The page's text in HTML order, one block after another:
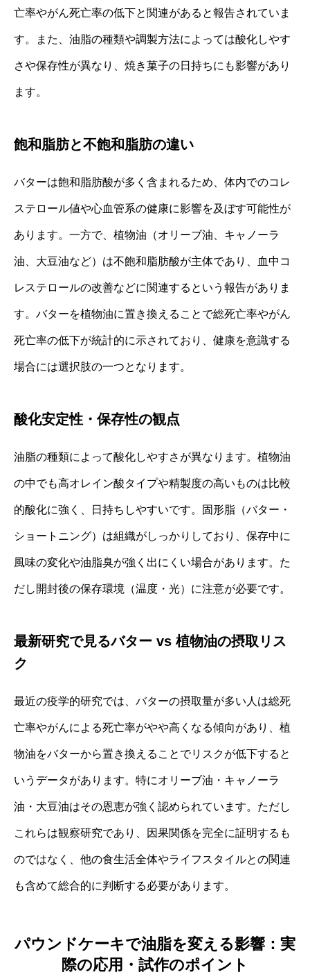
亡率やがん死亡率の低下と関連があると報告されていま
す。また、油脂の種類や調製方法によっては酸化しやす
さや保存性が異なり、焼き菓子の日持ちにも影響があり
ます。
飽和脂肪と不飽和脂肪の違い
バターは飽和脂肪酸が多く含まれるため、体内でのコレ
ステロール値や心血管系の健康に影響を及ぼす可能性が
あります。一方で、植物油（オリーブ油、キャノーラ
油、大豆油など）は不飽和脂肪酸が主体であり、血中コ
レステロールの改善などに関連するという報告がありま
す。バターを植物油に置き換えることで総死亡率やがん
死亡率の低下が統計的に示されており、健康を意識する
場合には選択肢の一つとなります。
酸化安定性・保存性の観点
油脂の種類によって酸化しやすさが異なります。植物油
の中でも高オレイン酸タイプや精製度の高いものは比較
的酸化に強く、日持ちしやすいです。固形脂（バター・
ショートニング）は組織がしっかりしており、保存中に
風味の変化や油脂臭が強く出にくい場合があります。た
だし開封後の保存環境（温度・光）に注意が必要です。
最新研究で見るバター vs 植物油の摂取リス
ク
最近の疫学的研究では、バターの摂取量が多い人は総死
亡率やがんによる死亡率がやや高くなる傾向があり、植
物油をバターから置き換えることでリスクが低下すると
いうデータがあります。特にオリーブ油・キャノーラ
油・大豆油はその恩恵が強く認められています。ただし
これらは観察研究であり、因果関係を完全に証明するも
のではなく、他の食生活全体やライフスタイルとの関連
も含めて総合的に判断する必要があります。
パウンドケーキで油脂を変える影響：実
際の応用・試作のポイント